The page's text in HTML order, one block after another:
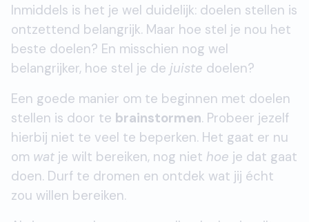
Inmiddels is het je wel duidelijk: doelen stellen is
ontzettend belangrijk. Maar hoe stel je nou het
beste doelen? En misschien nog wel
belangrijker, hoe stel je de juiste doelen?
Een goede manier om te beginnen met doelen
stellen is door te brainstormen. Probeer jezelf
hierbij niet te veel te beperken. Het gaat er nu
om wat je wilt bereiken, nog niet hoe je dat gaat
doen. Durf te dromen en ontdek wat jij écht
zou willen bereiken.